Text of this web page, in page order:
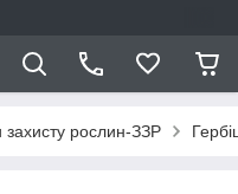
захисту рослин-ЗЗР